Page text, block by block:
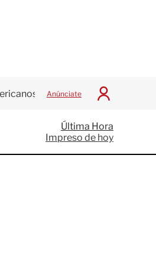
Anúnciate
I
c
i
a
Última Hora
Impreso de hoy